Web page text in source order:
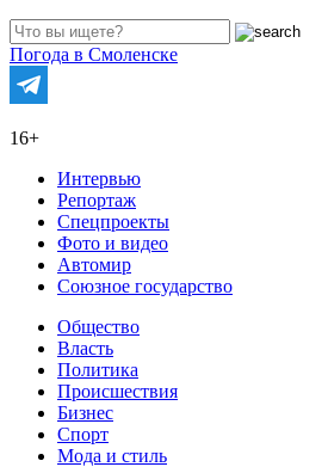
Погода в Смоленске
16+
Интервью
Репортаж
Спецпроекты
Фото и видео
Автомир
Союзное государство
Общество
Власть
Политика
Происшествия
Бизнес
Спорт
Мода и стиль